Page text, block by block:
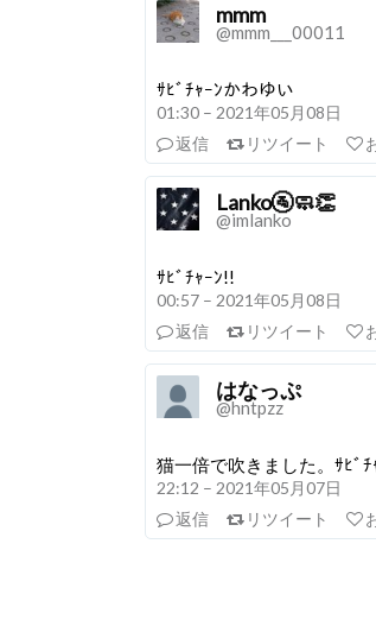
mmm
@mmm___00011
ｻﾋﾞﾁｬｰﾝかわゆい
01:30 – 2021年05月08日
返信
リツイート
Lanko🚰🧼👏
@imlanko
ｻﾋﾞﾁｬｰﾝ!!
00:57 – 2021年05月08日
返信
リツイート
はなっぷ
@hntpzz
猫一倍で吹きました。ｻﾋﾞﾁ
22:12 – 2021年05月07日
返信
リツイート